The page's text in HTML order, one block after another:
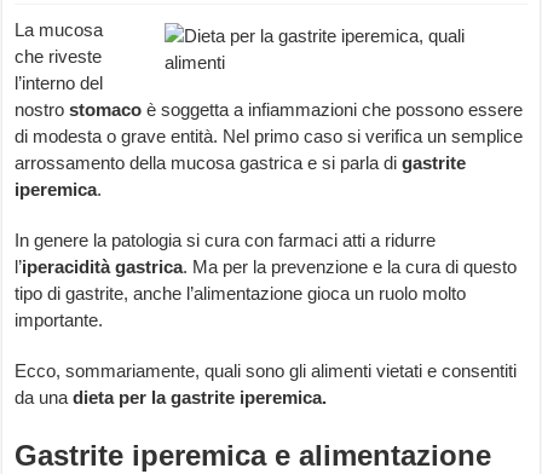
La mucosa
che riveste
l’interno del
nostrostomaco è soggetta a infiammazioni che possono essere
di modesta o grave entità. Nel primo caso si verifica un semplice
arrossamento della mucosa gastrica e si parla digastrite
iperemica.
In genere la patologia si cura con farmaci atti a ridurre
l’iperacidità gastrica. Ma per la prevenzione e la cura di questo
tipo di gastrite, anche l’alimentazione gioca un ruolo molto
importante.
Ecco, sommariamente, quali sono gli alimenti vietati e consentiti
da unadieta per la gastrite iperemica.
Gastrite iperemica e alimentazione